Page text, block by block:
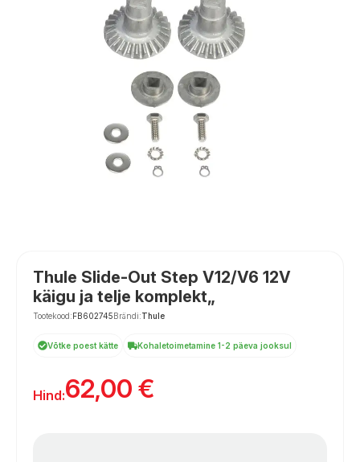
Thule Slide-Out Step V12/V6 12V
käigu ja telje komplekt„
Tootekood:FB602745Brändi:Thule
Võtke poest kätte Kohaletoimetamine 1-2 päeva jooksul
Hind:62,00 €